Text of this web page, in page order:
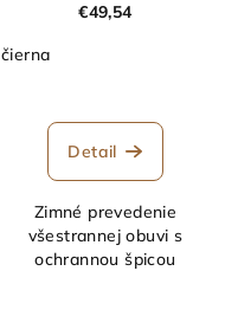
€49,54
čierna
Detail
Zimné prevedenie
všestrannej obuvi s
ochrannou špicou